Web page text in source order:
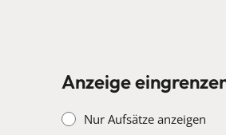
Anzeige
Nur Aufsätze anzeigen